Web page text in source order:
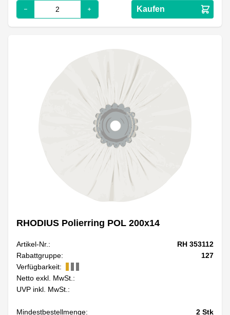
Kaufen
RHODIUS Polierring POL 200x14
Artikel-Nr.:
RH 353112
Rabattgruppe:
127
Verfügbarkeit:
Netto exkl. MwSt.:
UVP inkl. MwSt.:
Mindestbestellmenge: 2 Stk